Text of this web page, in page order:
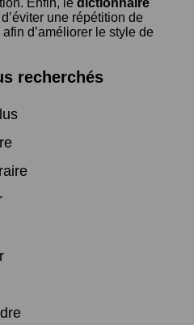
Enfin, le dictionnaire
une répétition de
d’améliorer le style de
recherchés